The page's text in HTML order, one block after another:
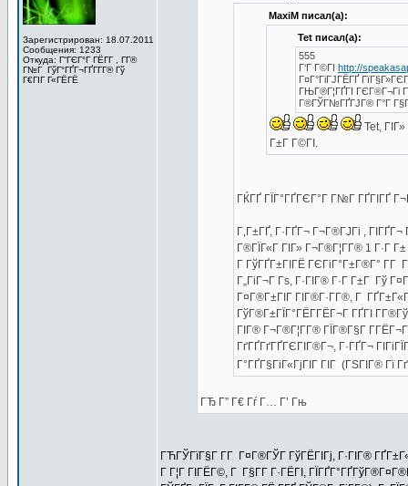
Зарегистрирован: 18.07.2011
Сообщения: 1233
Откуда: Г“ГЄГ°Г ГЁГ­Г , Г­Г®
Г№Г ГўГ°ГҐГ¬ГҐГ­Г­Г® Гў
Г€ГІГ Г«ГЁГЁ
MaxiM писал(а):
Tet писал(а):
555
Г‘Г Г©ГІ http://
Г¤Г°ГіГЈГЁГҐ
ГЊГ®Г¦ГҐГІ ГЄГ®Г¬Гі
Г®ГЎГ№ГҐГЈГ® Г°Г
Tet,
Г±Г Г©ГІ.
ГЌГҐ ГЇГ°ГҐГЄГ°Г Г№Г ГҐГІГҐ
Г‚Г±ГҐ, Г·ГҐГ¬ Г¬Г®ГЈГі ,
Г®ГЇГ«Г ГІГ» Г¬Г®Г¦Г­Г® 1 Г·Г
Г ГўГҐГ±ГІГЁ ГЄГіГ°Г±Г®Г° Г­Г
Г„ГіГ¬Г Гѕ, Г·ГІГ® Г·Г Г±Г Гў
Г¤Г®Г±ГІГ ГІГ®Г·Г­Г®, Г
ГўГ®Г±ГЇГ°ГЁГ­ГЁГ¬Г ГҐГІ
ГІГ® Г¬Г®Г¦Г­Г® ГЇГ®Г§Г
ГґГҐГґГҐГЄГІГ®Г¬, Г·ГҐГ¬
Г°ГҐГ§ГіГ«ГјГІГ ГІГ (ГЅГІГ® Гї
ГЂ Г” Г€ Гѓ Г… Г’ Гњ
ГЋГЎГїГ§Г Г­Г Г¤Г®ГЎГ ГўГЁГІГј, Г·ГІГ®
Г Г¦Г ГІГЁГ©, Г Г§Г­Г Г·ГЁГІ,